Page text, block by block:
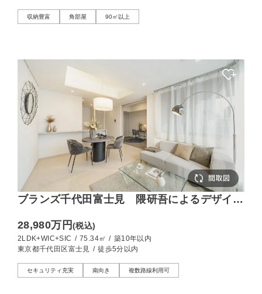
収納豊富 角部屋 90㎡以上
ブランズ千代田富士見 隈研吾によるデザイン
28,980万円(税込)
2LDK+WIC+SIC / 75.34㎡ / 築10年以内
東京都千代田区富士見 / 徒歩5分以内
セキュリティ充実 南向き 複数路線利用可